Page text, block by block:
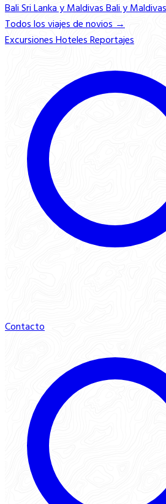
BaliSri Lanka y MaldivasBali y
Todos los viajes de novios →
ExcursionesHotelesReportajes
Contacto